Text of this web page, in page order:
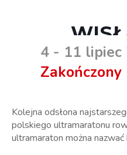
4 - 11 lipiec
Zakończony
Kolejna odsłona
polskiego ultramaratonu
ultramaraton można